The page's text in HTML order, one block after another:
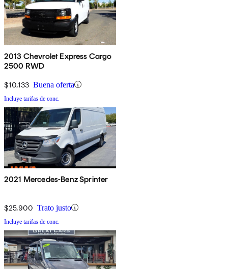
2013 Chevrolet Express Cargo
2500 RWD
$10,133 Buena oferta
Incluye tarifas de conc.
2021 Mercedes-Benz Sprinter
$25,900 Trato justo
Incluye tarifas de conc.